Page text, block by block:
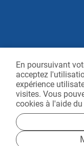
Plan du site
En poursuivant
acceptez
expérience
visites. Vous
cookies à l'aide